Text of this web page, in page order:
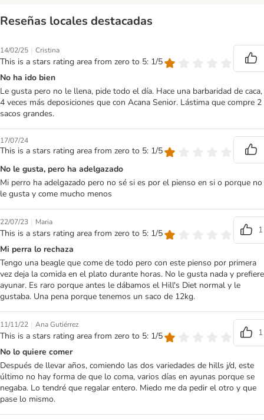
Reseñas locales destacadas
14/02/25 | Cristina
This is a stars rating area from zero to 5: 1/5
No ha ido bien
Le gusta pero no le llena, pide todo el día. Hace una barbaridad de caca,
4 veces más deposiciones que con Acana Senior. Lástima que compre 2
sacos grandes.
17/07/24
This is a stars rating area from zero to 5: 1/5
No le gusta, pero ha adelgazado
Mi perro ha adelgazado pero no sé si es por el pienso en si o porque no
le gusta y come mucho menos
22/07/23 | Maria
This is a stars rating area from zero to 5: 1/5
1
Mi perra lo rechaza
Tengo una beagle que come de todo pero con este pienso por primera
vez deja la comida en el plato durante horas. No le gusta nada y prefiere
ayunar. Es raro porque antes le dábamos el Hill's Diet normal y le
gustaba. Una pena porque tenemos un saco de 12kg.
11/11/22 | Ana Gutiérrez
This is a stars rating area from zero to 5: 1/5
1
No lo quiere comer
Después de llevar años, comiendo las dos variedades de hills j/d, este
último no hay forma de que lo coma, varios días en ayunas porque se
negaba. Lo tendré que regalar entero. Miedo me da pedir el otro y que
pase lo mismo.